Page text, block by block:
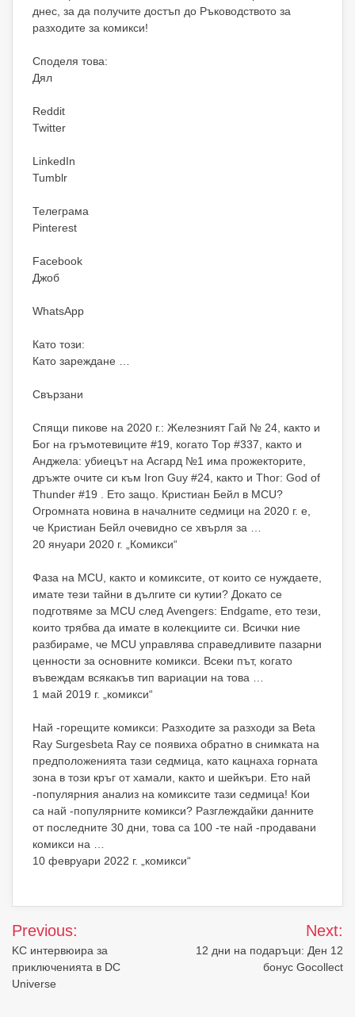
днес, за да получите достъп до Ръководството за
разходите за комикси!
Споделя това:
Дял
Reddit
Twitter
LinkedIn
Tumblr
Телеграма
Pinterest
Facebook
Джоб
WhatsApp
Като този:
Като зареждане …
Свързани
Спящи пикове на 2020 г.: Железният Гай № 24, както и
Бог на гръмотевиците #19, когато Тор #337, както и
Анджела: убиецът на Асгард №1 има прожекторите,
дръжте очите си към Iron Guy #24, както и Thor: God of
Thunder #19 . Ето защо. Кристиан Бейл в MCU?
Огромната новина в началните седмици на 2020 г. е,
че Кристиан Бейл очевидно се хвърля за …
20 януари 2020 г. „Комикси“
Фаза на MCU, както и комиксите, от които се нуждаете,
имате тези тайни в дългите си кутии? Докато се
подготвяме за MCU след Avengers: Endgame, ето тези,
които трябва да имате в колекциите си. Всички ние
разбираме, че MCU управлява справедливите пазарни
ценности за основните комикси. Всеки път, когато
въвеждам всякакъв тип вариации на това …
1 май 2019 г. „комикси“
Най -горещите комикси: Разходите за разходи за Beta
Ray Surgesbeta Ray се появиха обратно в снимката на
предположенията тази седмица, като кацнаха горната
зона в този кръг от хамали, както и шейкъри. Ето най
-популярния анализ на комиксите тази седмица! Кои
са най -популярните комикси? Разглеждайки данните
от последните 30 дни, това са 100 -те най -продавани
комикси на …
10 февруари 2022 г. „комикси“
Post
navigation
Previous:
KC интервюира за
приключенията в DC
Universe
Next:
12 дни на подаръци: Ден 12
бонус Gocollect